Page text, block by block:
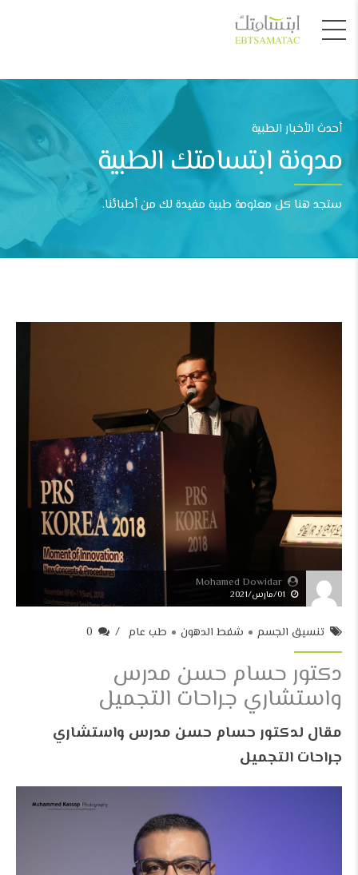
أحدث الأخبار الطبية
مدونة ابتسامتك الطبية
ستجد هنا كل معلومة طبية مفيدة لك من أطبائنا.
Mohamed Dowidar
01/مارس/2021
تنسيق الجسم شفط الدهون طب عام 0
دكتور حسام حسن مدرس
واستشاري جراحات التجميل
مقال لدكتور حسام حسن مدرس واستشاري
جراحات التجميل